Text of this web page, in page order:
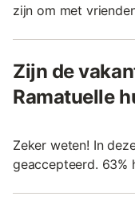
zijn om met
Zijn de
Ramatuelle
Zeker weten! In
geaccepteerd. 63%